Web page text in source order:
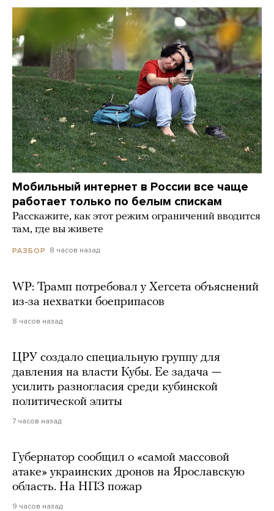
Мобильный интернет в России все чаще
работает только по белым спискам
Расскажите, как этот режим ограничений вводится
там, где вы живете
РАЗБОР 8 часов назад
WP: Трамп потребовал у Хегсета объяснений
из-за нехватки боеприпасов
8 часов назад
ЦРУ создало специальную группу для
давления на власти Кубы. Ее задача —
усилить разногласия среди кубинской
политической элиты
7 часов назад
Губернатор сообщил о «самой массовой
атаке» украинских дронов на Ярославскую
область. На НПЗ пожар
9 часов назад